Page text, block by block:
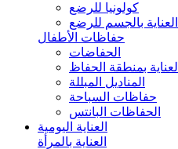
كولونيا للرضع
العناية بالجسم للرضع
حفاظات الأطفال
الحفاضات
العناية بمنطقة الحفاظ
المناديل المبللة
حفاظات السباحة
الحفاظات البانتس
العناية اليومية
العناية بالمرأة